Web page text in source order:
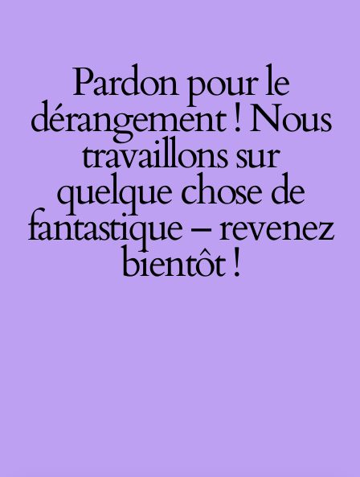
Pardon pour le
dérangement ! Nous
travaillons sur
quelque chose de
fantastique – revenez
bientôt !